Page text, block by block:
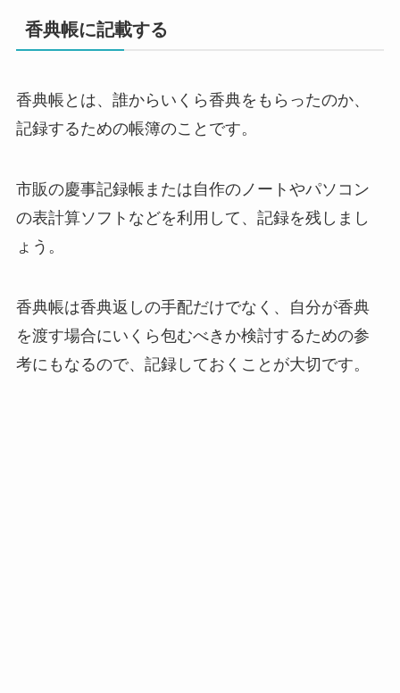
香典帳に記載する
香典帳とは、誰からいくら香典をもらったのか、
記録するための帳簿のことです。
市販の慶事記録帳または自作のノートやパソコン
の表計算ソフトなどを利用して、記録を残しまし
ょう。
香典帳は香典返しの手配だけでなく、自分が香典
を渡す場合にいくら包むべきか検討するための参
考にもなるので、記録しておくことが大切です。